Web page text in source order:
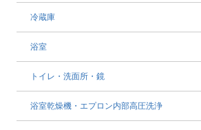
冷蔵庫
浴室
トイレ・洗面所・鏡
浴室乾燥機・エプロン内部高圧洗浄